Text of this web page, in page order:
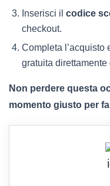
Inserisci il codice
checkout.
Completa l’acquisto
gratuita direttamente
Non perdere questa
momento giusto per